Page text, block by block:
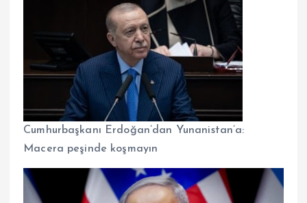
Cumhurbaşkanı Erdoğan’dan Yunanistan’a:
Macera peşinde koşmayın